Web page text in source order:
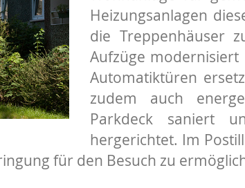
Heizungsanlagen
die Treppenhäuser
Aufzüge
Automatiktüren
zudem auch
Parkdeck saniert
hergerichtet. Im
für den Besuch zu